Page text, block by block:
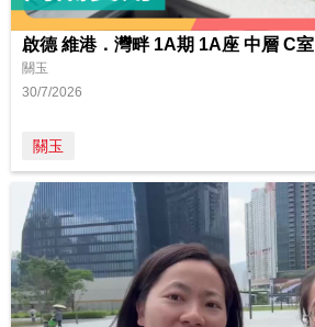
啟德 維港．灣畔 1A期 1A座 中層 C室
關玉
30/7/2026
關玉